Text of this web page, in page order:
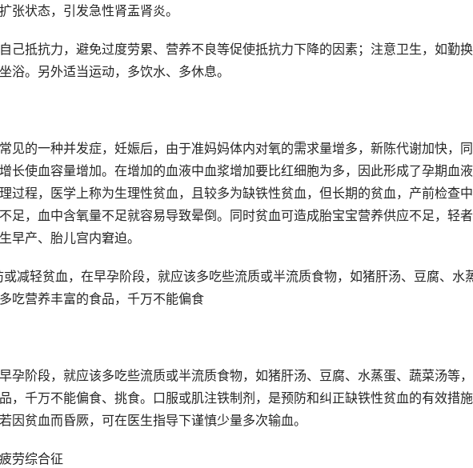
张状态，引发急性肾盂肾炎。
抵抗力，避免过度劳累、营养不良等促使抵抗力下降的因素；注意卫生，如勤
浴。另外适当运动，多饮水、多休息。
的一种并发症，妊娠后，由于准妈妈体内对氧的需求量增多，新陈代谢加快，
长使血容量增加。在增加的血液中血浆增加要比红细胞为多，因此形成了孕期血
过程，医学上称为生理性贫血，且较多为缺铁性贫血，但长期的贫血，产前检查
足，血中含氧量不足就容易导致晕倒。同时贫血可造成胎宝宝营养供应不足，轻
早产、胎儿宫内窘迫。
吃营养丰富的食品，千万不能偏食
阶段，就应该多吃些流质或半流质食物，如猪肝汤、豆腐、水蒸蛋、蔬菜汤等
，千万不能偏食、挑食。口服或肌注铁制剂，是预防和纠正缺铁性贫血的有效措
因贫血而昏厥，可在医生指导下谨慎少量多次输血。
劳综合征